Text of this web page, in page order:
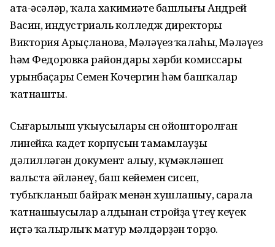
ата-әсәләр, ҡала хакимиәте башлығы Андрей
Васин, индустриаль колледж директоры
Виктория Арыҫланова, Мәләүез ҡалаһы, Мәләүез
һәм Федоровка райондары хәрби комиссары
урынбаҫары Семен Кочергин һәм башҡалар
ҡатнашты.
Сығарылыш уҡыусылары өсөн ойошторолған
линейка кадет корпусын тамамлауҙы
дәлилләгән документ алыу, күмәкләшеп
вальста әйләнеү, баш кейемен сисеп,
тубыҡланып байраҡ менән хушлашыу, сарала
ҡатнашыусылар алдынан стройҙа үтеү кеүек
иҫтә ҡалырлыҡ матур мәлдәрҙән торҙо.